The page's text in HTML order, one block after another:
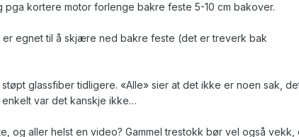
pga kortere motor forlenge bakre feste 5-10 cm bakover.
er egnet til å skjære ned bakre feste (det er treverk bak
glassfiber tidligere. «Alle» sier at det ikke er noen sak,
enkelt var det kanskje ikke…
og aller helst en video? Gammel trestokk bør vel også vekk,